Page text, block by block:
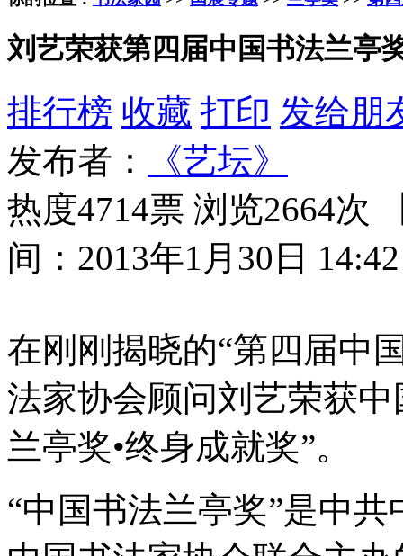
刘艺荣获第四届中国书法兰亭
排行榜 收藏 打印 发给朋
发布者：
《艺坛》
热度4714票 浏览2664次
间：2013年1月30日 14:42
在刚刚揭晓的“第四届中
法家协会顾问刘艺荣获
兰亭奖•终身成就奖”。
“中国书法兰亭奖”是中